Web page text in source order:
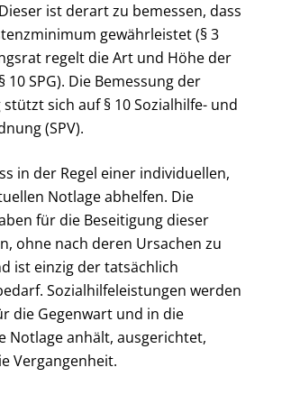
ist derart zu bemessen, dass
gewährleistet (§ 3
regelt die Art und Höhe der
10 SPG). Die Bemessung der
sich auf § 10 Sozialhilfe- und
(SPV).
in der Regel einer individuellen,
Notlage abhelfen. Die
für die Beseitigung dieser
ohne nach deren Ursachen zu
ist einzig der tatsächlich
Sozialhilfeleistungen werden
die Gegenwart und in die
Notlage anhält, ausgerichtet,
Vergangenheit.